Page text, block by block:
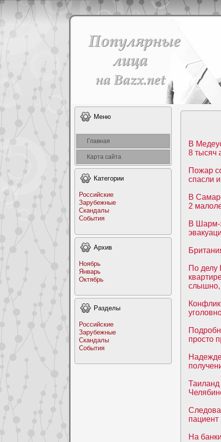
Меню
Главная
Карта сайта
Категоpии
Российские
Заpyбежные
Скандалы
События
Архив
Ноябрь
Январь
Октябрь
Раздeлы
Российские
Заpyбежные
Скандалы
События
В
8 тысяч
Пожар
спасли
В
2
В Шарм-
По делу
слышно,
просто
Таиланд
пациент
На